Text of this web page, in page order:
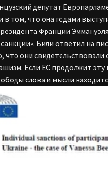
депутат
в том, что она годами
Франции
Били ответил на
что они
Если ЕС продолжит эту
слова и мысли